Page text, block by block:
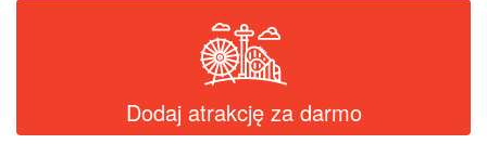
Dodaj atrakcję za darmo